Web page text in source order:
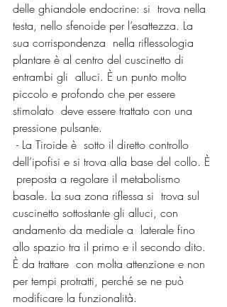
delle ghiandole endocrine: si  trova nella
testa, nello sfenoide per l’esattezza. La
sua corrispondenza  nella riflessologia
plantare è al centro del cuscinetto di
entrambi gli  alluci. È un punto molto
piccolo e profondo che per essere
stimolato  deve essere trattato con una
pressione pulsante.
dell’ipofisi e si trova alla base del collo. È
preposta a regolare il metabolismo
basale. La sua zona riflessa si  trova sul
cuscinetto sottostante gli alluci, con
andamento da mediale a  laterale fino
allo spazio tra il primo e il secondo dito.
È da trattare  con molta attenzione e non
per tempi protratti, perché se ne può
modificare la funzionalità.